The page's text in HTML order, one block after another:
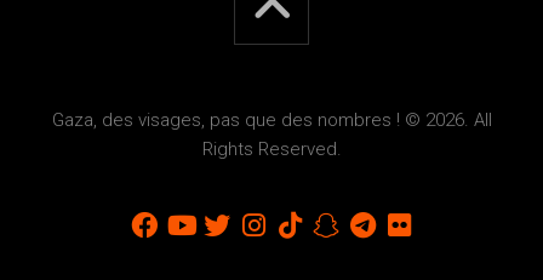
Gaza, des visages, pas que des nombres ! © 2026. All
Rights Reserved.